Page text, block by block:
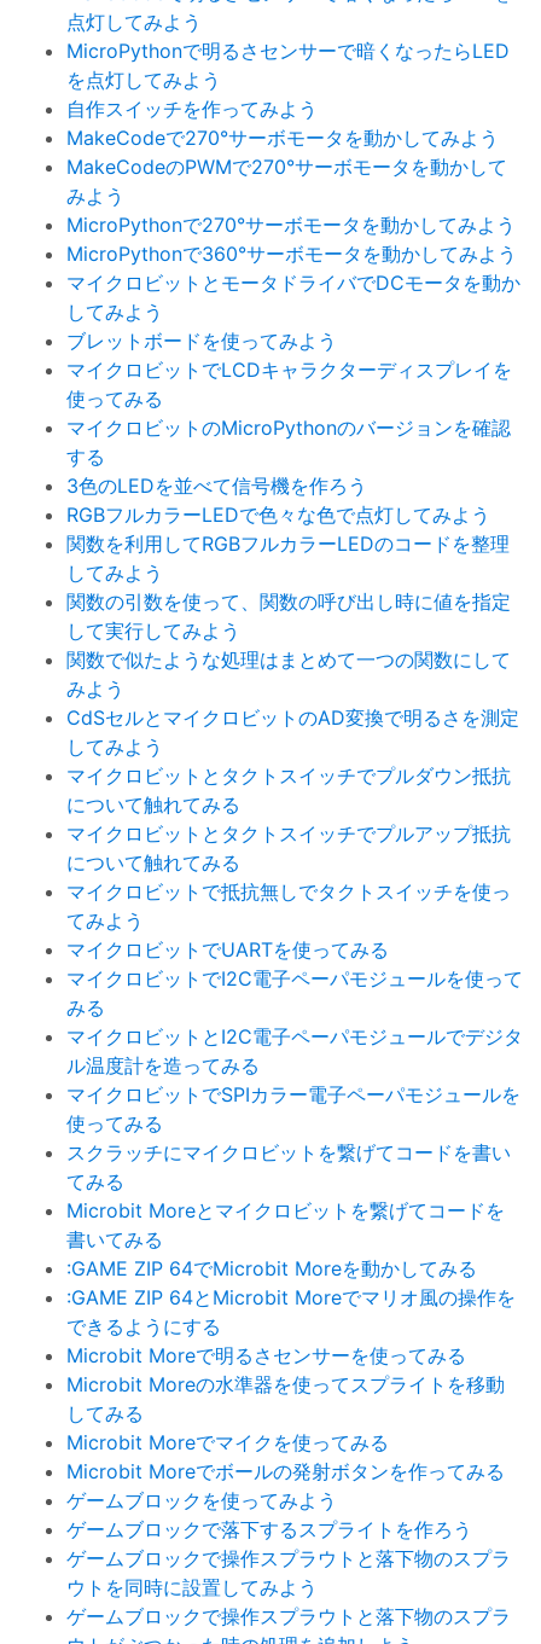
点灯してみよう
MicroPythonで明るさセンサーで暗くなったらLED
を点灯してみよう
自作スイッチを作ってみよう
MakeCodeで270°サーボモータを動かしてみよう
MakeCodeのPWMで270°サーボモータを動かして
みよう
MicroPythonで270°サーボモータを動かしてみよう
MicroPythonで360°サーボモータを動かしてみよう
マイクロビットとモータドライバでDCモータを動か
してみよう
ブレットボードを使ってみよう
マイクロビットでLCDキャラクターディスプレイを
使ってみる
マイクロビットのMicroPythonのバージョンを確認
する
3色のLEDを並べて信号機を作ろう
RGBフルカラーLEDで色々な色で点灯してみよう
関数を利用してRGBフルカラーLEDのコードを整理
してみよう
関数の引数を使って、関数の呼び出し時に値を指定
して実行してみよう
関数で似たような処理はまとめて一つの関数にして
みよう
CdSセルとマイクロビットのAD変換で明るさを測定
してみよう
マイクロビットとタクトスイッチでプルダウン抵抗
について触れてみる
マイクロビットとタクトスイッチでプルアップ抵抗
について触れてみる
マイクロビットで抵抗無しでタクトスイッチを使っ
てみよう
マイクロビットでUARTを使ってみる
マイクロビットでI2C電子ペーパモジュールを使って
みる
マイクロビットとI2C電子ペーパモジュールでデジタ
ル温度計を造ってみる
マイクロビットでSPIカラー電子ペーパモジュールを
使ってみる
スクラッチにマイクロビットを繋げてコードを書い
てみる
Microbit Moreとマイクロビットを繋げてコードを
書いてみる
:GAME ZIP 64でMicrobit Moreを動かしてみる
:GAME ZIP 64とMicrobit Moreでマリオ風の操作を
できるようにする
Microbit Moreで明るさセンサーを使ってみる
Microbit Moreの水準器を使ってスプライトを移動
してみる
Microbit Moreでマイクを使ってみる
Microbit Moreでボールの発射ボタンを作ってみる
ゲームブロックを使ってみよう
ゲームブロックで落下するスプライトを作ろう
ゲームブロックで操作スプラウトと落下物のスプラ
ウトを同時に設置してみよう
ゲームブロックで操作スプラウトと落下物のスプラ